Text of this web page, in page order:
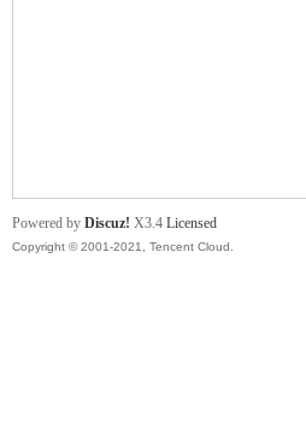
Powered by Discuz! X3.4 Licensed
Copyright © 2001-2021, Tencent Cloud.